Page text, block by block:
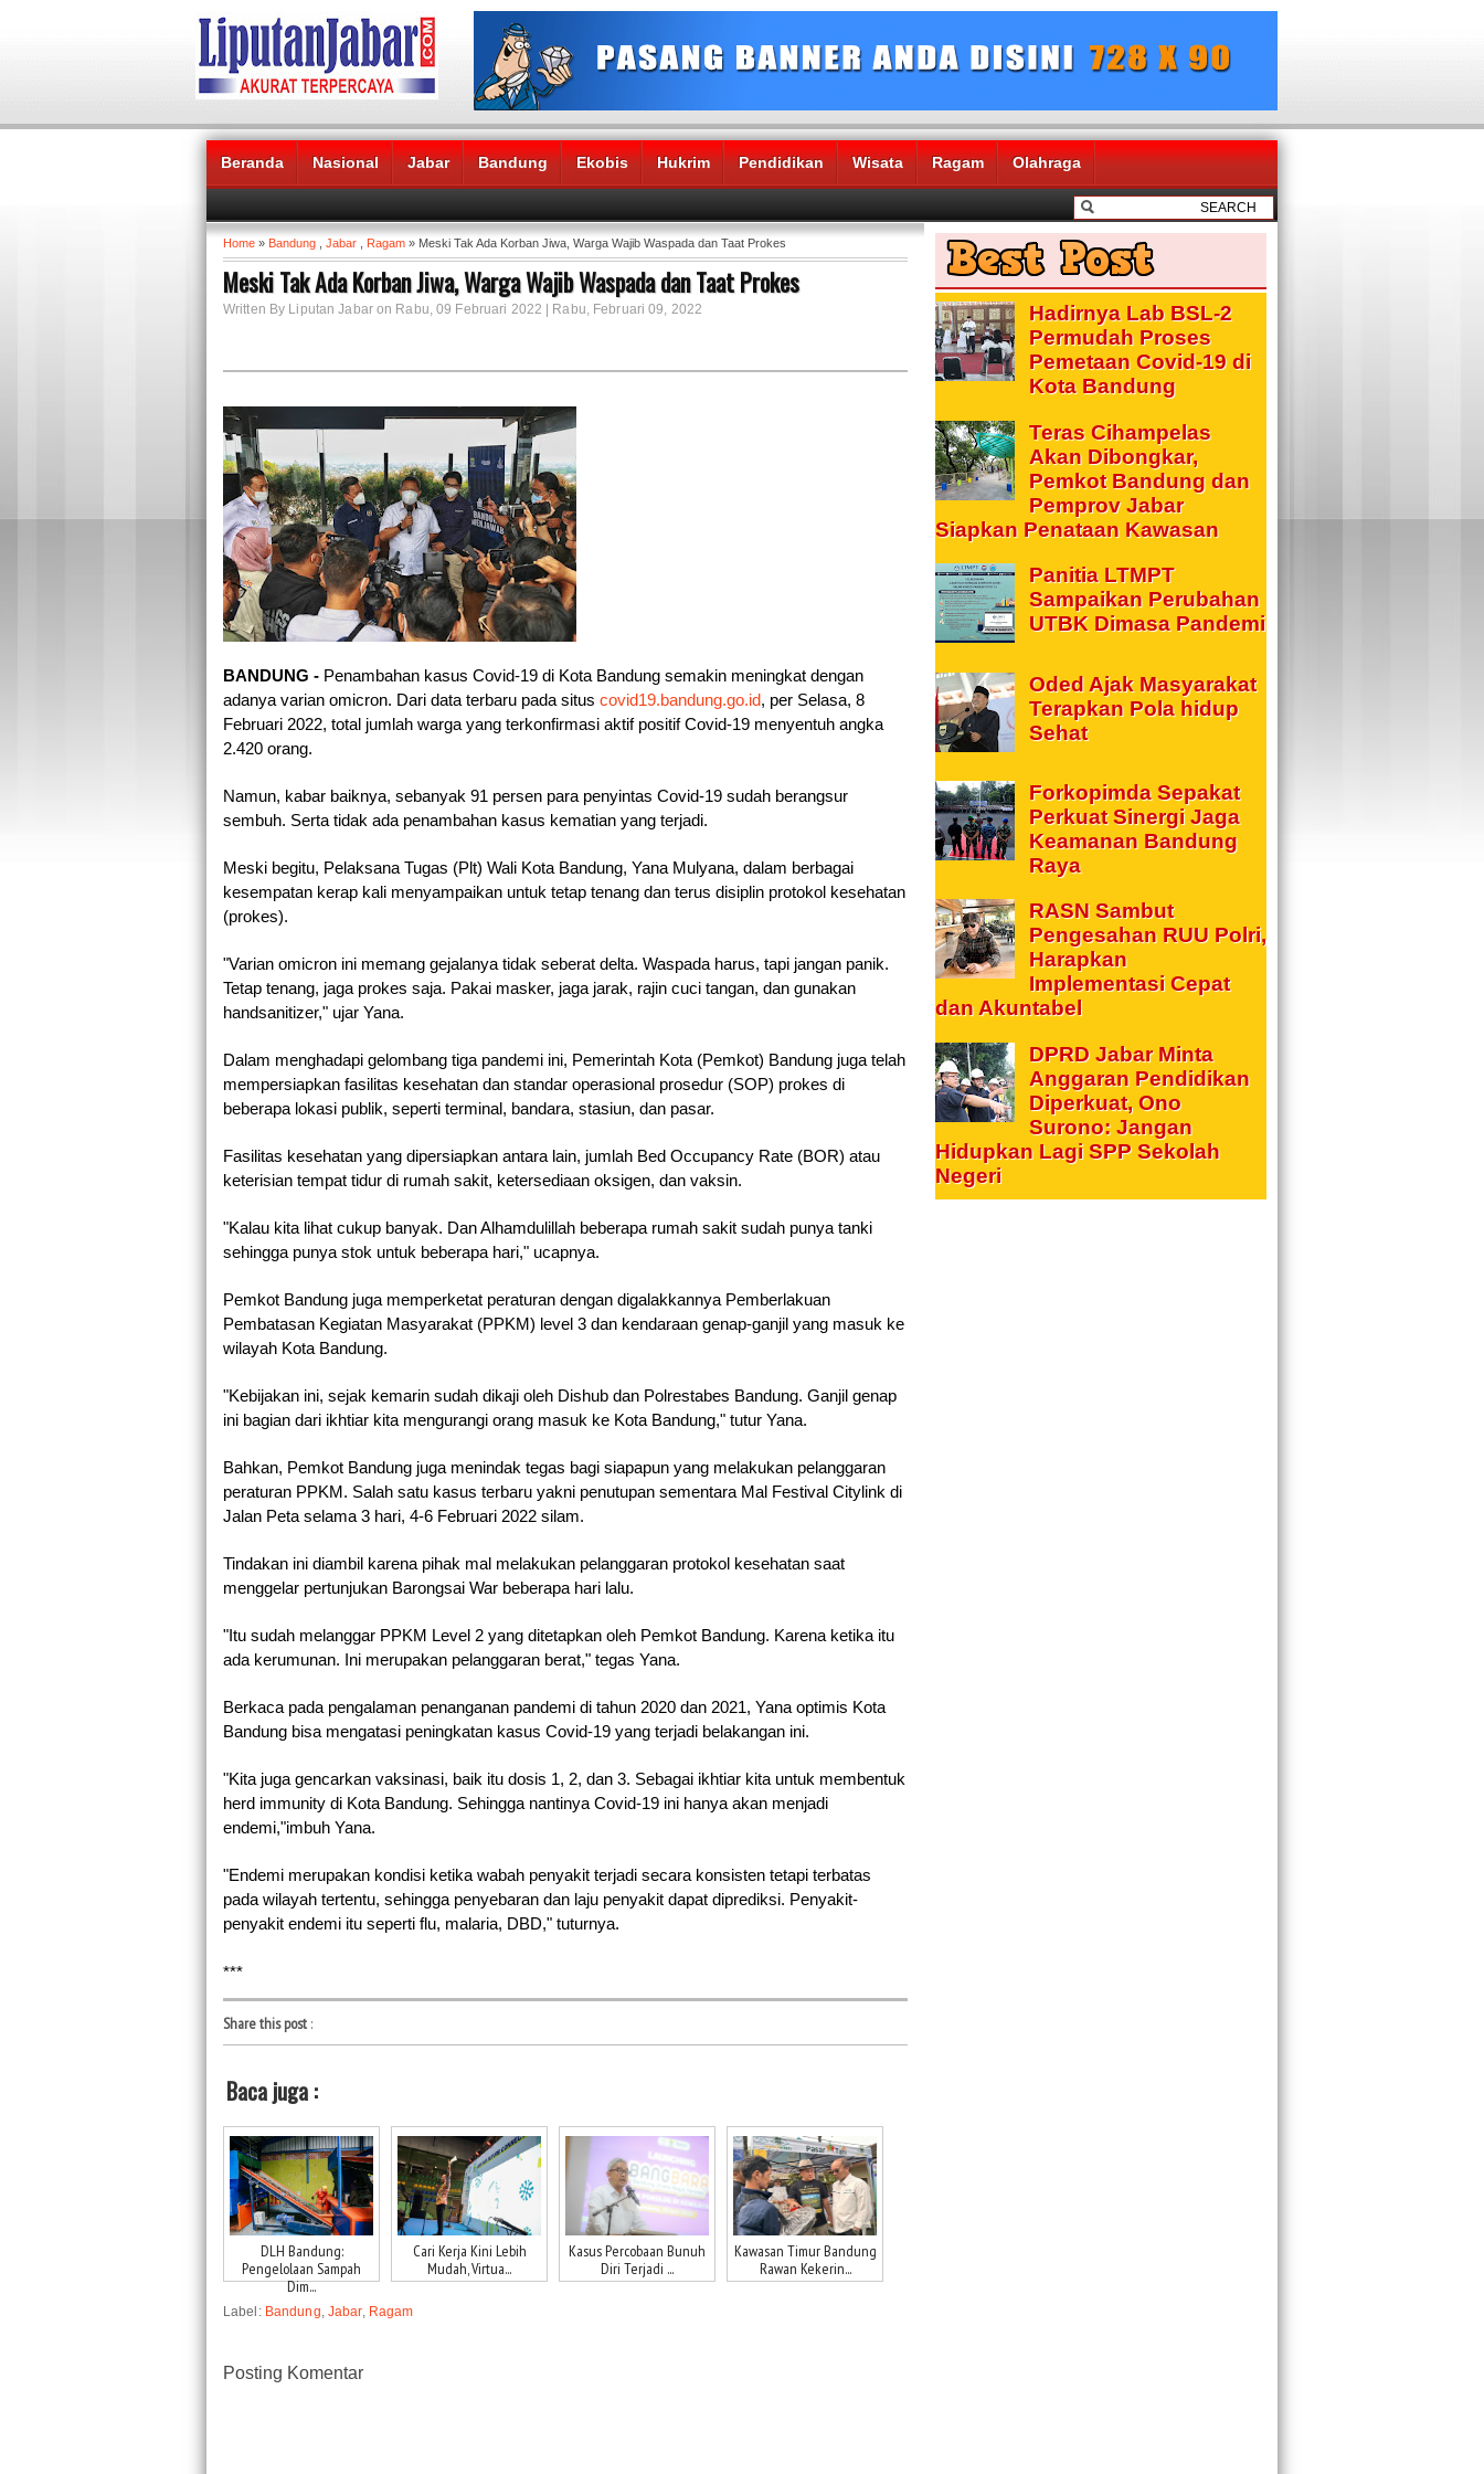
Beranda Nasional Jabar Bandung Ekobis Hukrim Pendidikan Wisata Ragam Olahraga
Headlines News :
Home » Bandung Jabar Ragam » Meski Tak Ada Korban Jiwa, Warga Wajib Waspada dan Taat Prokes
Meski Tak Ada Korban Jiwa, Warga Wajib Waspada dan Taat Prokes
Written By Liputan Jabar on Rabu, 09 Februari 2022 | Rabu, Februari 09, 2022
BANDUNG - Penambahan kasus Covid-19 di Kota Bandung semakin meningkat dengan
adanya varian omicron. Dari data terbaru pada situs covid19.bandung.go.id, per Selasa, 8
Februari 2022, total jumlah warga yang terkonfirmasi aktif positif Covid-19 menyentuh angka
2.420 orang.
Namun, kabar baiknya, sebanyak 91 persen para penyintas Covid-19 sudah berangsur
sembuh. Serta tidak ada penambahan kasus kematian yang terjadi.
Meski begitu, Pelaksana Tugas (Plt) Wali Kota Bandung, Yana Mulyana, dalam berbagai
kesempatan kerap kali menyampaikan untuk tetap tenang dan terus disiplin protokol kesehatan
(prokes).
"Varian omicron ini memang gejalanya tidak seberat delta. Waspada harus, tapi jangan panik.
Tetap tenang, jaga prokes saja. Pakai masker, jaga jarak, rajin cuci tangan, dan gunakan
handsanitizer," ujar Yana.
Dalam menghadapi gelombang tiga pandemi ini, Pemerintah Kota (Pemkot) Bandung juga telah
mempersiapkan fasilitas kesehatan dan standar operasional prosedur (SOP) prokes di
beberapa lokasi publik, seperti terminal, bandara, stasiun, dan pasar.
Fasilitas kesehatan yang dipersiapkan antara lain, jumlah Bed Occupancy Rate (BOR) atau
keterisian tempat tidur di rumah sakit, ketersediaan oksigen, dan vaksin.
"Kalau kita lihat cukup banyak. Dan Alhamdulillah beberapa rumah sakit sudah punya tanki
sehingga punya stok untuk beberapa hari," ucapnya.
Pemkot Bandung juga memperketat peraturan dengan digalakkannya Pemberlakuan
Pembatasan Kegiatan Masyarakat (PPKM) level 3 dan kendaraan genap-ganjil yang masuk ke
wilayah Kota Bandung.
"Kebijakan ini, sejak kemarin sudah dikaji oleh Dishub dan Polrestabes Bandung. Ganjil genap
ini bagian dari ikhtiar kita mengurangi orang masuk ke Kota Bandung," tutur Yana.
Bahkan, Pemkot Bandung juga menindak tegas bagi siapapun yang melakukan pelanggaran
peraturan PPKM. Salah satu kasus terbaru yakni penutupan sementara Mal Festival Citylink di
Jalan Peta selama 3 hari, 4-6 Februari 2022 silam.
Tindakan ini diambil karena pihak mal melakukan pelanggaran protokol kesehatan saat
menggelar pertunjukan Barongsai War beberapa hari lalu.
"Itu sudah melanggar PPKM Level 2 yang ditetapkan oleh Pemkot Bandung. Karena ketika itu
ada kerumunan. Ini merupakan pelanggaran berat," tegas Yana.
Berkaca pada pengalaman penanganan pandemi di tahun 2020 dan 2021, Yana optimis Kota
Bandung bisa mengatasi peningkatan kasus Covid-19 yang terjadi belakangan ini.
"Kita juga gencarkan vaksinasi, baik itu dosis 1, 2, dan 3. Sebagai ikhtiar kita untuk membentuk
herd immunity di Kota Bandung. Sehingga nantinya Covid-19 ini hanya akan menjadi
endemi,"imbuh Yana.
"Endemi merupakan kondisi ketika wabah penyakit terjadi secara konsisten tetapi terbatas
pada wilayah tertentu, sehingga penyebaran dan laju penyakit dapat diprediksi. Penyakit-
penyakit endemi itu seperti flu, malaria, DBD," tuturnya.
***
Share this post:
Baca juga :
DLH Bandung:
Pengelolaan Sampah
Dim...
Cari Kerja Kini Lebih
Mudah, Virtua...
Kasus Percobaan Bunuh
Diri Terjadi ...
Kawasan Timur Bandung
Rawan Kekerin...
Label: Bandung Jabar, Ragam
Posting Komentar
Hadirnya Lab BSL-2
Permudah Proses
Pemetaan Covid-19 di
Kota Bandung
Teras Cihampelas
Akan Dibongkar,
Pemkot Bandung dan
Pemprov Jabar
Siapkan Penataan Kawasan
Panitia LTMPT
Sampaikan Perubahan
UTBK Dimasa Pandemi
Oded Ajak Masyarakat
Terapkan Pola hidup
Sehat
Forkopimda Sepakat
Perkuat Sinergi Jaga
Keamanan Bandung
Raya
RASN Sambut
Pengesahan RUU Polri,
Harapkan
Implementasi Cepat
dan Akuntabel
DPRD Jabar Minta
Anggaran Pendidikan
Diperkuat, Ono
Surono: Jangan
Hidupkan Lagi SPP Sekolah
Negeri